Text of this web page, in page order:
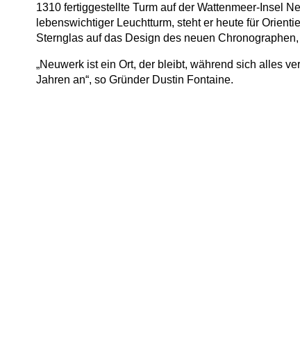
1310 fertiggestellte Turm auf der Wattenmeer-Insel
lebenswichtiger Leuchtturm, steht er heute für
Sternglas auf das Design des neuen
„Neuwerk ist ein Ort, der bleibt, während sich alles
Jahren an“, so Gründer Dustin Fontaine.